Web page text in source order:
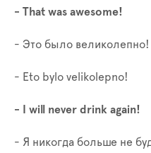
- That was awesome!
- Это было великолепно!
- Eto bylo velikolepno!
- I will never drink again!
- Я никогда больше не